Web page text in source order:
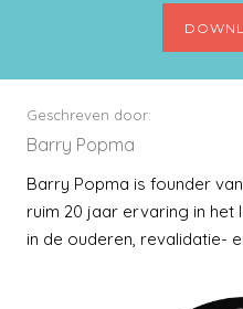
Geschreven door:
Barry Popma
Barry Popma is founder
ruim 20 jaar ervaring in het
in de ouderen, revalidatie-